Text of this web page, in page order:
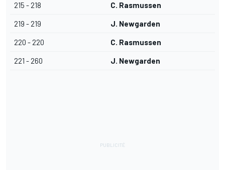
215 - 218 C. Rasmussen
219 - 219 J. Newgarden
220 - 220 C. Rasmussen
221 - 260 J. Newgarden